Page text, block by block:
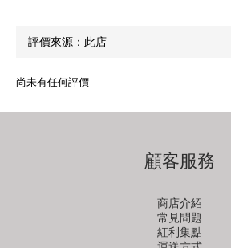
尚未有任何評價
顧客服務
商店介紹
常見問題
紅利集點